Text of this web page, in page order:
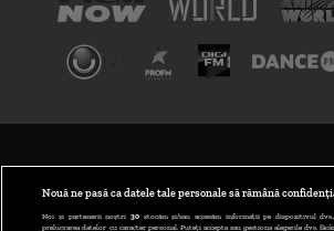
Nouă ne pasă ca datele tale personale să rămână
Noi și partenerii noștri 30stocăm și/sau accesăm informații pe dispozitivul
prelucrarea datelor cu caracter personal. Puteți accepta sau gestiona alegerile dvs.